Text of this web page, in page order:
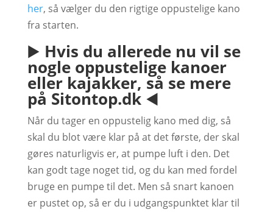
her, så vælger du den rigtige oppustelige kano
fra starten.
▶️ Hvis du allerede nu vil se
nogle oppustelige kanoer
eller kajakker, så se mere
på Sitontop.dk◀️
Når du tager en oppustelig kano med dig, så
skal du blot være klar på at det første, der skal
gøres naturligvis er, at pumpe luft i den. Det
kan godt tage noget tid, og du kan med fordel
bruge en pumpe til det. Men så snart kanoen
er pustet op, så er du i udgangspunktet klar til